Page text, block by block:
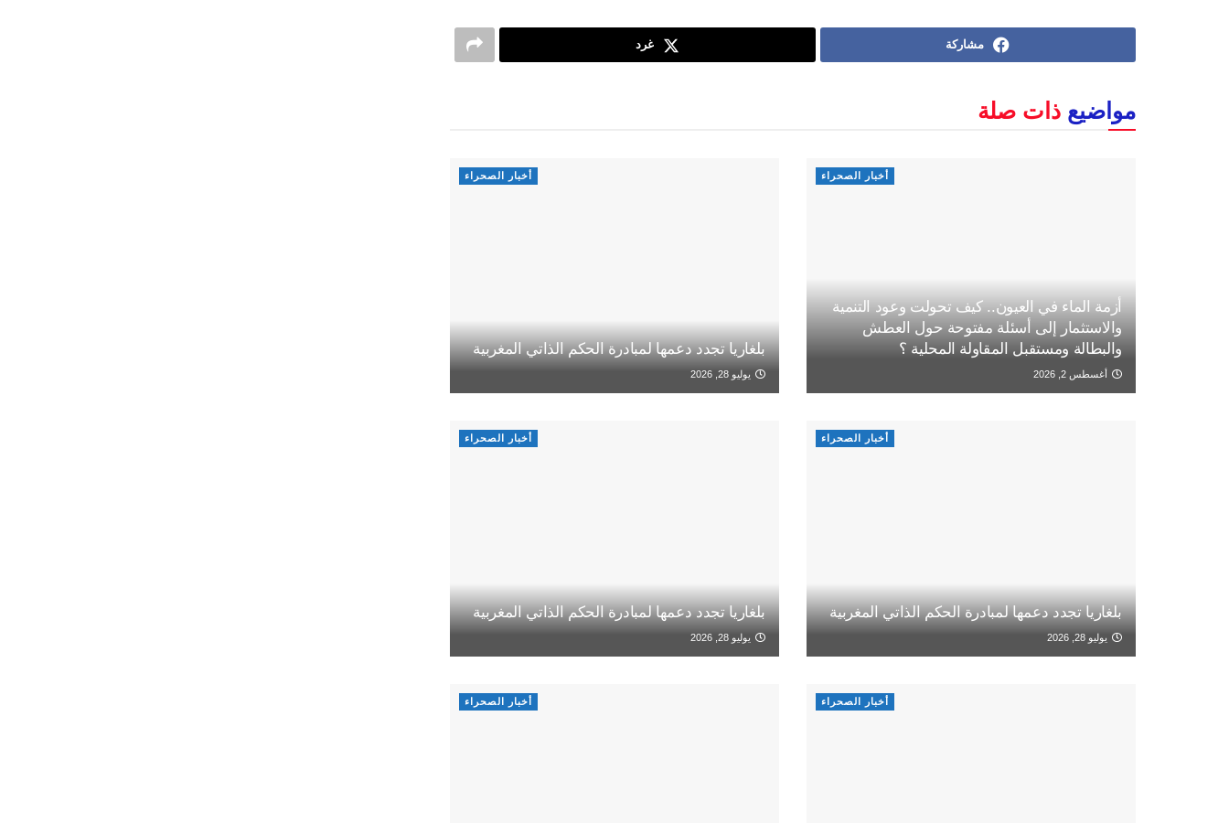
مشاركة غرد
مواضيع ذات صلة
أخبار الصحراء
أزمة الماء في العيون.. كيف تحولت وعود التنمية
والاستثمار إلى أسئلة مفتوحة حول العطش
والبطالة ومستقبل المقاولة المحلية ؟
أغسطس 2, 2026
أخبار الصحراء
بلغاريا تجدد دعمها لمبادرة الحكم الذاتي المغربية
يوليو 28, 2026
أخبار الصحراء
بلغاريا تجدد دعمها لمبادرة الحكم الذاتي المغربية
يوليو 28, 2026
أخبار الصحراء
بلغاريا تجدد دعمها لمبادرة الحكم الذاتي المغربية
يوليو 28, 2026
أخبار الصحراء أخبار الصحراء